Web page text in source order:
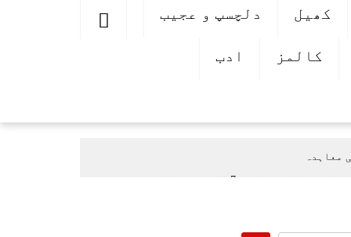
کھیل دلچسپ و عجیب
کالمز ادب
معاہدہ
اطلاق 7 اگست سے ہوگا